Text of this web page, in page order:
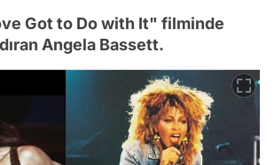
Got to Do with It" filminde
Angela Bassett.